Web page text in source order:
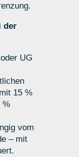
der
UG
15 %
%
vom
– mit